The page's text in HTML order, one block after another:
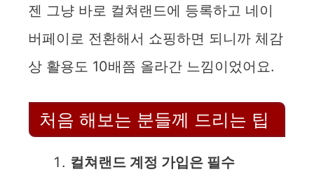
젠 그냥 바로 컬쳐랜드에 등록하고 네이
버페이로 전환해서 쇼핑하면 되니까 체감
상 활용도 10배쯤 올라간 느낌이었어요.
처음 해보는 분들께 드리는 팁
컬쳐랜드 계정 가입은 필수